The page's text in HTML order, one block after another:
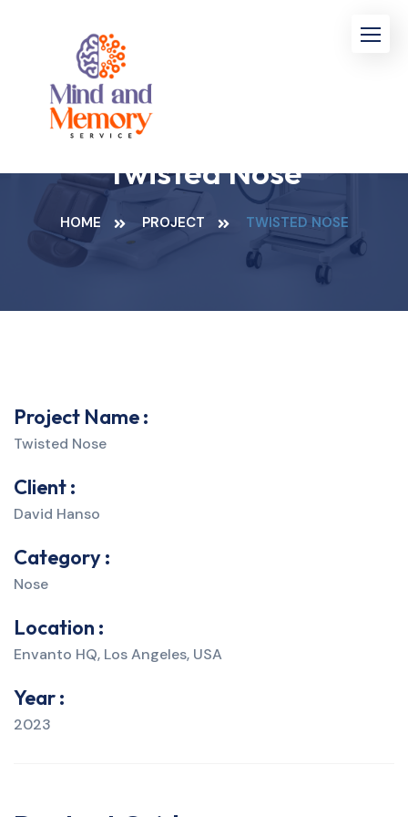
Twisted Nose
HOME PROJECT TWISTED NOSE
Project Name :
Twisted Nose
Client :
David Hanso
Category :
Nose
Location :
Envanto HQ, Los Angeles, USA
Year :
2023